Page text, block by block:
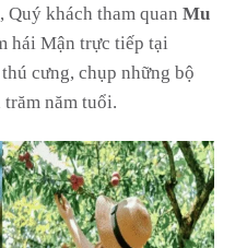
khách tham quan Mu
hái Mận trực tiếp tại
cưng, chụp những bộ
năm tuổi.